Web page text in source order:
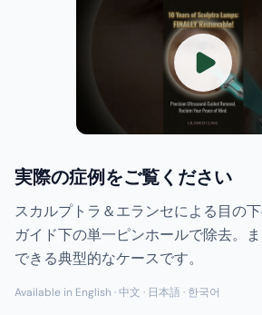
実際の症例をご覧ください
スカルプトラ＆エランセによる目の
ガイド下の単一ピンホールで除去。
できる典型的なケースです。
Available in English · 中文 · 日本語 · 한국어